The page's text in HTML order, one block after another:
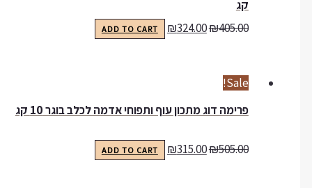
₪405.00
₪324.00
ADD TO CART
Sale!
פרימה דוג מתכון עוף ותפוחי אדמה לכלב בוגר 10 קג
₪505.00
₪315.00
ADD TO CART